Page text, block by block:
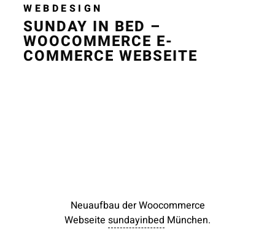
WEBDESIGN
SUNDAY IN BED –
WOOCOMMERCE E-
COMMERCE WEBSEITE
Neuaufbau der Woocommerce
Webseite sundayinbed München.